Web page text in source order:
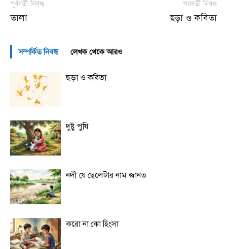
পূর্ববর্তী নিবন্ধ
তালা
পরবর্তী নিবন্ধ
ছড়া ও কবিতা
সম্পর্কিত নিবন্ধ লেখক থেকে আরও
ছড়া ও কবিতা
দুষ্টু পুষি
নদী যে ছেলেটার নাম জানত
করো না কো হিংসা